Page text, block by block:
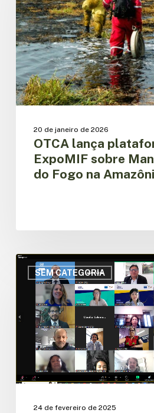
ExpoMIF
sobre
Manejo
Integral
do
Fogo
na
Amazônia
20 de janeiro de 2026
OTCA lança
ExpoMIF sobre
do Fogo na
SEM CATEGORIA
OTCA
apresenta
sucesso
resultados
construção
Plataforma
24 de fevereiro de 2025